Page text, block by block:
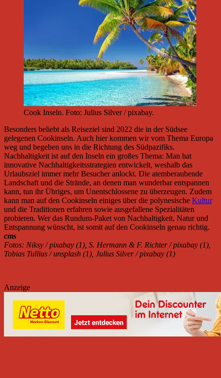
Cook Inseln. Foto: Julius Silver / pixabay.
Besonders beliebt als Reiseziel sind 2022 die in der Südsee
gelegenen Cookinseln. Auch hier kommen wir vom Thema Europa
weg und begeben uns in die Richtung des Südpazifiks.
Nachhaltigkeit ist auf den Inseln ein großes Thema: Man hat
innovative Nachhaltigkeitsstrategien entwickelt, weshalb das
Urlaubsziel immer mehr Besucher anlockt. Die atemberaubende
Landschaft und die Strände, an denen man wunderbar entspannen
kann, tun ihr Übriges, um Unentschlossene zu überzeugen. Zudem
kann man auf den Cookinseln einiges über die polynesische Kultur
und die Traditionen erfahren sowie ausgefallene Spezialitäten
probieren. Wer das Rundum-Paket von Nachhaltigkeit, Natur und
Entspannung wünscht, ist somit auf den Cookinseln genau richtig.
cms
Fotos: Niksy / pixabay (1), S. Hermann & F. Richter / pixabay (1),
Tobias Tullius / unsplash (1), Julius Silver / pixabay (1)
Anzeige